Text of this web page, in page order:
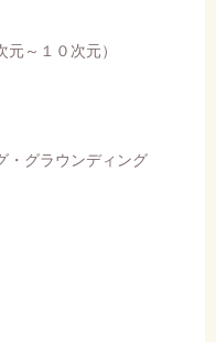
～１０次元）
・グラウンディング